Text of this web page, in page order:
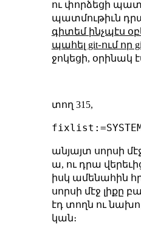
ու փորձեցի
պատմութիւն
գիտեմ ինչպէս
պահել git֊ում որ
ջոկեցի, օրինակ
տող 315,
անյայտ սորսի
ա, ու դրա
իսկ ամենահին
սորսի մէջ լիքը
էդ տողն ու
կան։